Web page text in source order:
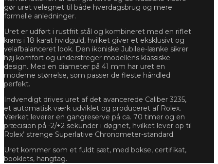
gør uret velegnet til både hverdagsbrug og mere
formelle anledninger.
Uret er udført i rustfrit stål og kombineret med en riflet
krans i 18 karat hvidguld, hvilket giver et eksklusivt og
velafbalanceret look. Den ikoniske Jubilee-lænke sikrer
høj komfort og understreger modellens klassiske
design. Med en diameter på 41 mm har uret en
moderne størrelse, som passer de fleste håndled
perfekt.
Indvendigt drives uret af det avancerede Caliber 3235,
et automatisk værk udviklet og produceret af Rolex.
Værket leverer en gangreserve på ca. 70 timer og en
præcision på -2/+2 sekunder i døgnet, hvilket lever op til
Rolex’ strenge Superlative Chronometer-standard.
Uret kommer som et fuldt sæt, med bokse, certifikat,
booklets, hangtag.